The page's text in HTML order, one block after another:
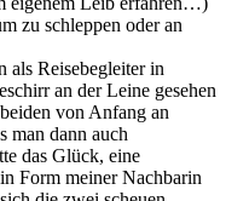
zu schleppen oder an
als Reisebegleiter in
an der Leine gesehen
von Anfang an
man dann auch
das Glück, eine
Form meiner Nachbarin